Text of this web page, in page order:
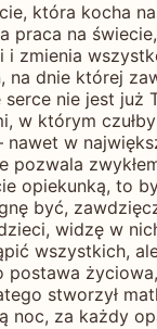
która kocha
praca na
zmienia
na dnie której
nie jest
w którym
nawet w
pozwala
opiekunką, to
być,
widzę w
wszystkich,
stworzył
noc, za każdy